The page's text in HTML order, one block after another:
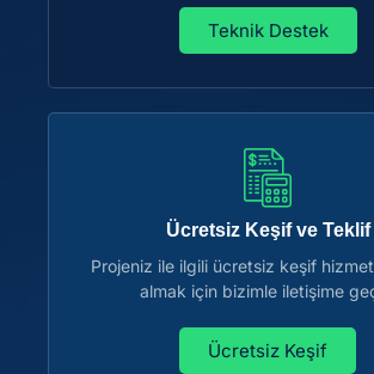
Teknik Destek
Ücretsiz Keşif ve Teklif
Projeniz ile ilgili ücretsiz keşif
almak için bizimle iletişime
Ücretsiz Keşif